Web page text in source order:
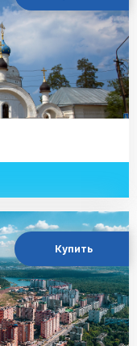
Купить